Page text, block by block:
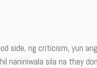
side, ng criticism, yun ang
naniniwala sila na they